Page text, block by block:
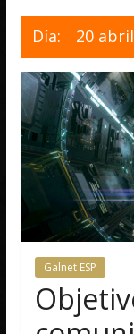
Día: 20
Galnet ESP